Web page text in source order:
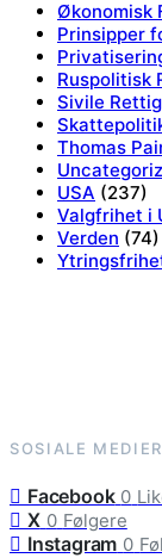
Økonomisk
Prinsipper
Ruspolitisk
Sivile
Thomas
USA (237)
Valgfrihet i
Verden (74)
SOSIALE MEDIER
Facebook 0
X 0 Følgere
Instagram 0